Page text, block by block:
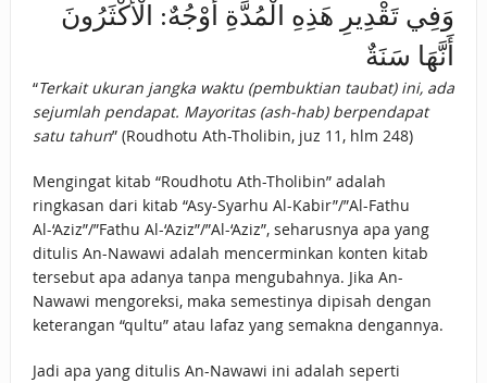
وَفِي تَقْدِيرِ هَذِهِ الْمُدَّةِ أَوْجُهٌ: الْأَكْثَرُونَ
أَنَّهَا سَنَةٌ
“Terkait ukuran jangka waktu (pembuktian taubat) ini, ada
sejumlah pendapat. Mayoritas (ash-hab) berpendapat
satu tahun” (Roudhotu Ath-Tholibin, juz 11, hlm 248)
Mengingat kitab “Roudhotu Ath-Tholibin” adalah
ringkasan dari kitab “Asy-Syarhu Al-Kabir”/”Al-Fathu
Al-‘Aziz”/”Fathu Al-‘Aziz”/”Al-‘Aziz”, seharusnya apa yang
ditulis An-Nawawi adalah mencerminkan konten kitab
tersebut apa adanya tanpa mengubahnya. Jika An-
Nawawi mengoreksi, maka semestinya dipisah dengan
keterangan “qultu” atau lafaz yang semakna dengannya.
Jadi apa yang ditulis An-Nawawi ini adalah seperti